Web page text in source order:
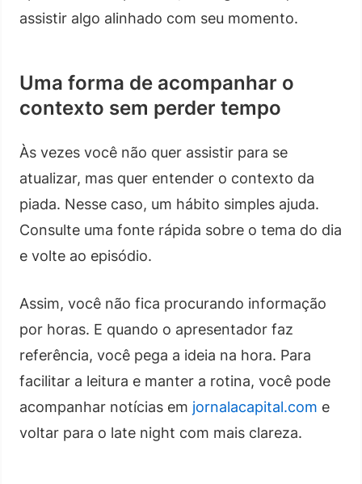
assistir algo alinhado com seu momento.
Uma forma de acompanhar o
contexto sem perder tempo
Às vezes você não quer assistir para se
atualizar, mas quer entender o contexto da
piada. Nesse caso, um hábito simples ajuda.
Consulte uma fonte rápida sobre o tema do dia
e volte ao episódio.
Assim, você não fica procurando informação
por horas. E quando o apresentador faz
referência, você pega a ideia na hora. Para
facilitar a leitura e manter a rotina, você pode
acompanhar notícias em jornalacapital.com e
voltar para o late night com mais clareza.